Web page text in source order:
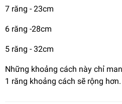
7 răng - 23cm
6 răng -28cm
5 răng - 32cm
Những khoảng cách này chỉ
1 răng khoảng cách sẽ rộng hơn.